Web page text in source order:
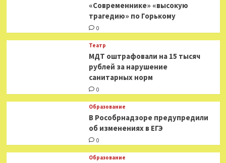
«Современнике» «высокую
трагедию» по Горькому
0
Театр
МДТ оштрафовали на 15 тысяч
рублей за нарушение
санитарных норм
0
Образование
В Рособрнадзоре предупредили
об изменениях в ЕГЭ
0
Образование